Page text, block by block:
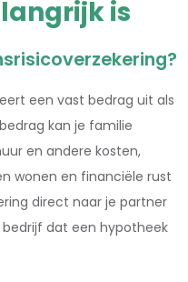
is
een vast bedrag uit als
kan je familie
en andere kosten,
wonen en financiële rust
direct naar je partner
dat een hypotheek